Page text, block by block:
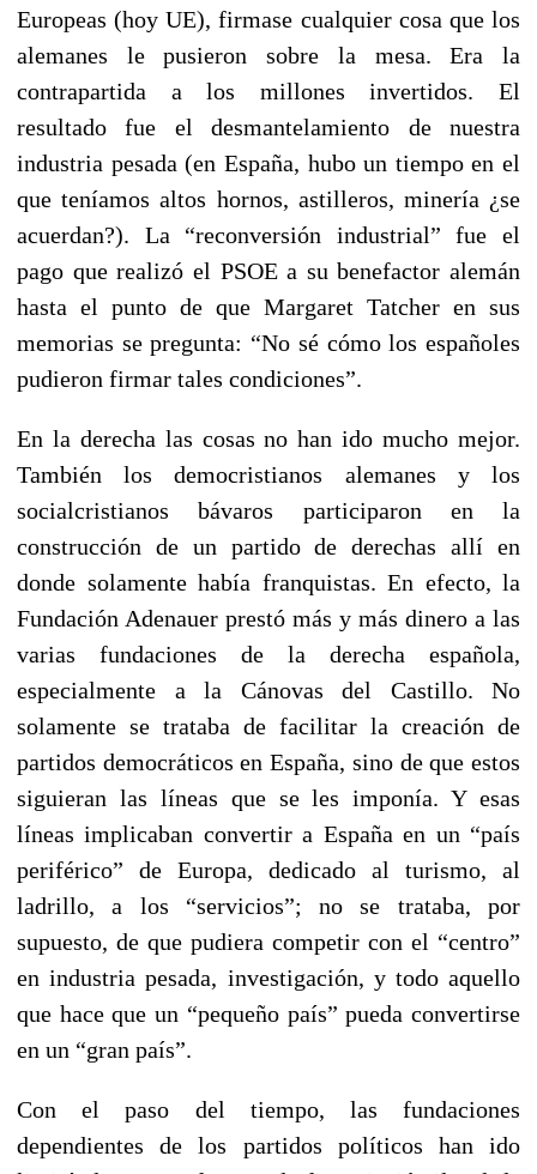
Europeas (hoy UE), firmase cualquier cosa que los
alemanes le pusieron sobre la mesa. Era la
contrapartida a los millones invertidos. El
resultado fue el desmantelamiento de nuestra
industria pesada (en España, hubo un tiempo en el
que teníamos altos hornos, astilleros, minería ¿se
acuerdan?). La “reconversión industrial” fue el
pago que realizó el PSOE a su benefactor alemán
hasta el punto de que Margaret Tatcher en sus
memorias se pregunta: “No sé cómo los españoles
pudieron firmar tales condiciones”.
En la derecha las cosas no han ido mucho mejor.
También los democristianos alemanes y los
socialcristianos bávaros participaron en la
construcción de un partido de derechas allí en
donde solamente había franquistas. En efecto, la
Fundación Adenauer prestó más y más dinero a las
varias fundaciones de la derecha española,
especialmente a la Cánovas del Castillo. No
solamente se trataba de facilitar la creación de
partidos democráticos en España, sino de que estos
siguieran las líneas que se les imponía. Y esas
líneas implicaban convertir a España en un “país
periférico” de Europa, dedicado al turismo, al
ladrillo, a los “servicios”; no se trataba, por
supuesto, de que pudiera competir con el “centro”
en industria pesada, investigación, y todo aquello
que hace que un “pequeño país” pueda convertirse
en un “gran país”.
Con el paso del tiempo, las fundaciones
dependientes de los partidos políticos han ido